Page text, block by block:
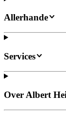
Allerhande
Services
Over Albert